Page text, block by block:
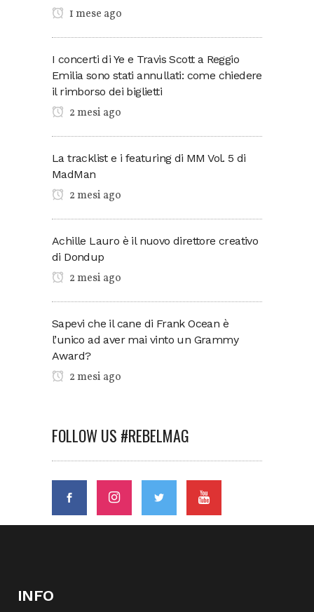
1 mese ago
I concerti di Ye e Travis Scott a Reggio
Emilia sono stati annullati: come chiedere
il rimborso dei biglietti
2 mesi ago
La tracklist e i featuring di MM Vol. 5 di
MadMan
2 mesi ago
Achille Lauro è il nuovo direttore creativo
di Dondup
2 mesi ago
Sapevi che il cane di Frank Ocean è
l’unico ad aver mai vinto un Grammy
Award?
2 mesi ago
FOLLOW US #REBELMAG
INFO